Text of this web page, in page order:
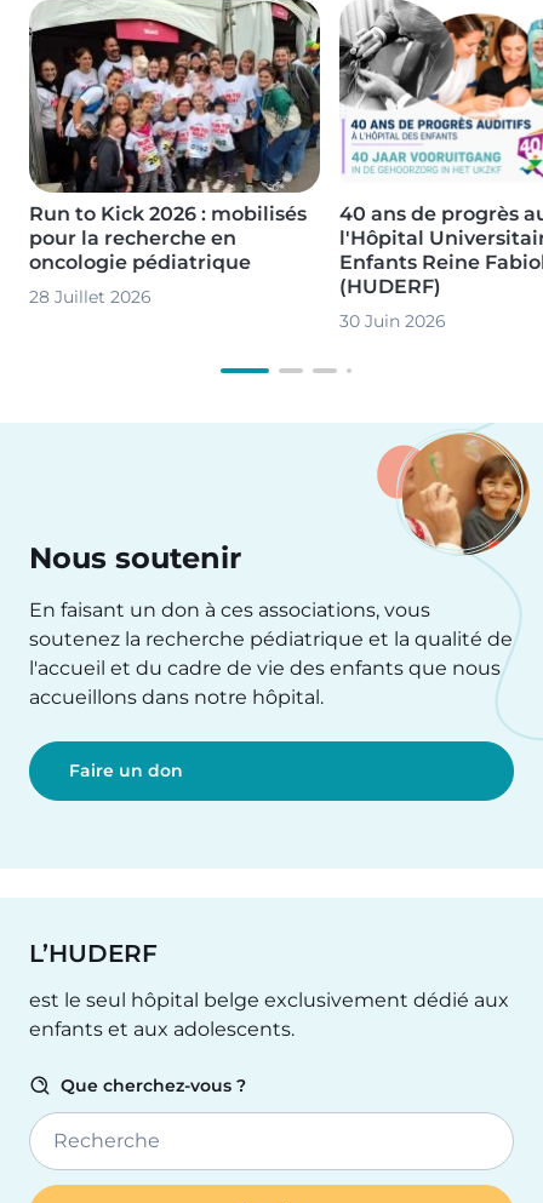
Image
Run to Kick 2026 : mobilisés
pour la recherche en
oncologie pédiatrique
28 Juillet 2026
Image
40 ans de progrès
l'Hôpital
Enfants Reine
(HUDERF)
30 Juin 2026
Nous soutenir
En faisant un don à ces associations, vous
soutenez la recherche pédiatrique et la qualité de
l'accueil et du cadre de vie des enfants que nous
accueillons dans notre hôpital.
Faire un don
L’HUDERF
est le seul hôpital belge exclusivement dédié aux
enfants et aux adolescents.
Que cherchez-vous ?
Recherche